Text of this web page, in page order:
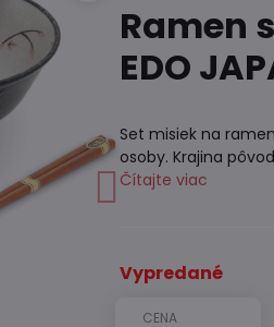
Ramen
EDO
Set misiek na
osoby. Krajina
Čítajte viac
Vypredané